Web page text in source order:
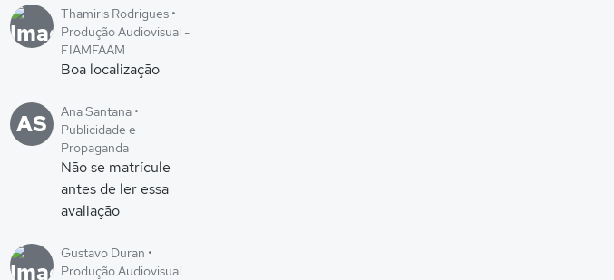
Thamiris Rodrigues •
Produção Audiovisual -
FIAMFAAM
Boa localização
AS
Ana Santana •
Publicidade e
Propaganda
Não se matrícule
antes de ler essa
avaliação
Gustavo Duran •
Produção Audiovisual